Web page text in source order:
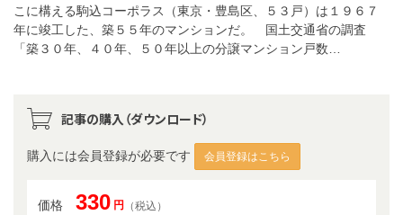
こに構える駒込コーポラス（東京・豊島区、５３戸）は１９６７
年に竣工した、築５５年のマンションだ。 国土交通省の調査
「築３０年、４０年、５０年以上の分譲マンション戸数…
記事の購入（ダウンロード）
購入には会員登録が必要です 会員登録はこちら
価格 330 円 （税込）